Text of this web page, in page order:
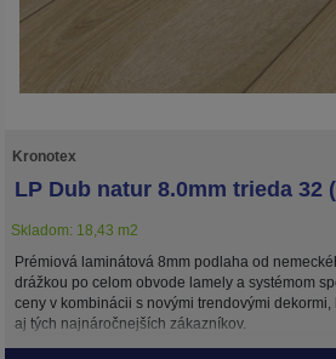
Kronotex
LP Dub natur 8.0mm trieda 32
Skladom: 18,43 m2
Prémiová laminátová 8mm podlaha od
drážkou po celom obvode lamely a systémom
ceny v kombinácii s novými trendovými
aj tých najnáročnejších zákazníkov.